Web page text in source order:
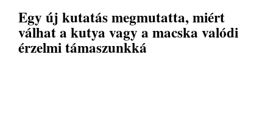
Egy új kutatás megmutatta, miért
válhat a kutya vagy a macska valódi
érzelmi támaszunkká